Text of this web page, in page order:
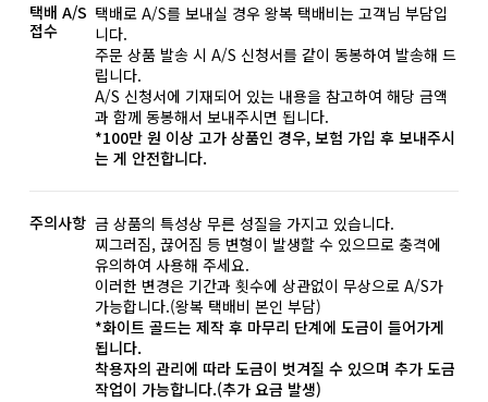
택배 A/S
접수
택배로 A/S를 보내실 경우 왕복 택배비는 고객님 부담입
니다.
주문 상품 발송 시 A/S 신청서를 같이 동봉하여 발송해 드
립니다.
A/S 신청서에 기재되어 있는 내용을 참고하여 해당 금액
과 함께 동봉해서 보내주시면 됩니다.
*100만 원 이상 고가 상품인 경우, 보험 가입 후 보내주시
는 게 안전합니다.
주의사항 금 상품의 특성상 무른 성질을 가지고 있습니다.
찌그러짐, 끊어짐 등 변형이 발생할 수 있으므로 충격에
유의하여 사용해 주세요.
이러한 변경은 기간과 횟수에 상관없이 무상으로 A/S가
가능합니다.(왕복 택배비 본인 부담)
*화이트 골드는 제작 후 마무리 단계에 도금이 들어가게
됩니다.
착용자의 관리에 따라 도금이 벗겨질 수 있으며 추가 도금
작업이 가능합니다.(추가 요금 발생)